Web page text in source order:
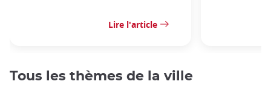
Lire l'article
Tous les thèmes de la ville